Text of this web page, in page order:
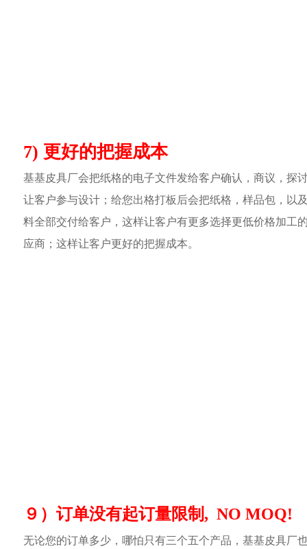
7) 更好的把握成本
基基皮具厂会把纸格的电子文件发给客户确认，商议，探
让客户参与设计；给您出格打板后会把纸格，样品包，以
料全部交付给客户，这样让客户有更多选择更低价格加工
应商；这样让客户更好的把握成本。
９）订单没有起订量限制, NO MOQ!
无论您的订单多少，哪怕只有三个五个产品，基基皮具厂